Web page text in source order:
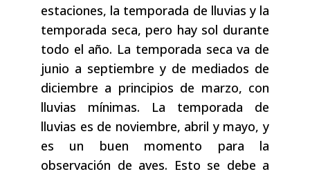
estaciones, la temporada de lluvias y la
temporada seca, pero hay sol durante
todo el año. La temporada seca va de
junio a septiembre y de mediados de
diciembre a principios de marzo, con
lluvias mínimas. La temporada de
lluvias es de noviembre, abril y mayo, y
es un buen momento para la
observación de aves. Esto se debe a